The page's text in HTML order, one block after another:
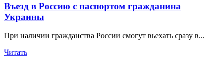
Въезд в Россию с паспортом гражданина
Украины
При наличии гражданства России смогут вьехать сразу в...
Читать